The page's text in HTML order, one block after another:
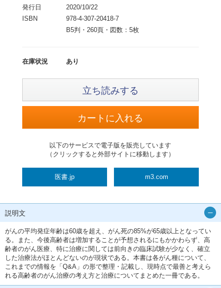
発行日
2020/10/22
ISBN
978-4-307-20418-7
B5判・260頁・図数：5枚
在庫状況 あり
立ち読みする
以下のサービスで電子版を販売しています
（クリックすると外部サイトに移動します）
医書.jp m3.com
説明文
がんの平均発症年齢は60歳を超え、がん死の85%が65歳以上となってい
る。また、今後高齢者は増加することが予想されるにもかかわらず、高
齢者のがん医療、特に治療に関しては前向きの臨床試験が少なく、確立
した治療法がほとんどないのが現状である。本書は各がん種について、
これまでの情報を「Q&A」の形で整理・記載し、現時点で最善と考えら
れる高齢者のがん治療の考え方と治療についてまとめた一冊である。